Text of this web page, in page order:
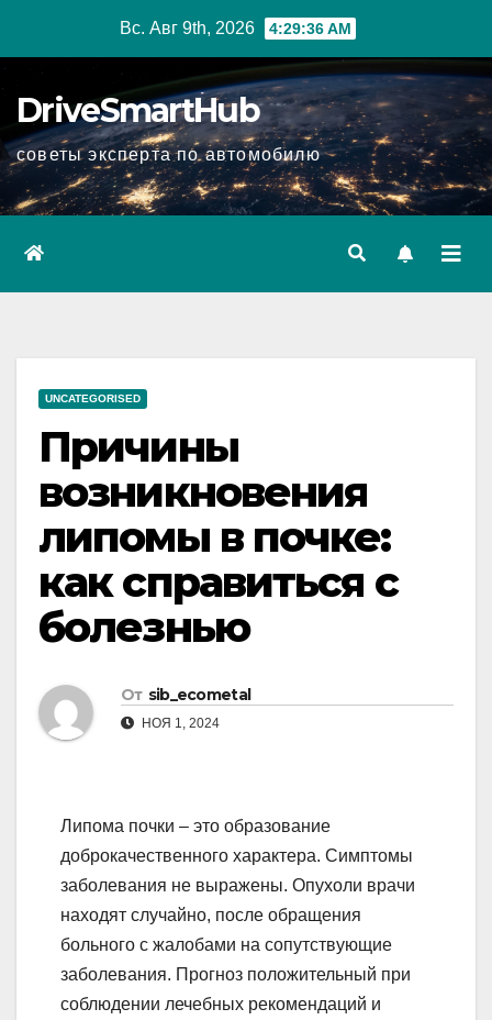
Вс. Авг 9th, 2026 4:29:37 AM
DriveSmartHub
советы эксперта по автомобилю
UNCATEGORISED
Причины
возникновения
липомы в почке:
как справиться с
болезнью
От sib_ecometal
НОЯ 1, 2024
Липома почки – это образование
доброкачественного характера. Симптомы
заболевания не выражены. Опухоли врачи
находят случайно, после обращения
больного с жалобами на сопутствующие
заболевания. Прогноз положительный при
соблюдении лечебных рекомендаций и